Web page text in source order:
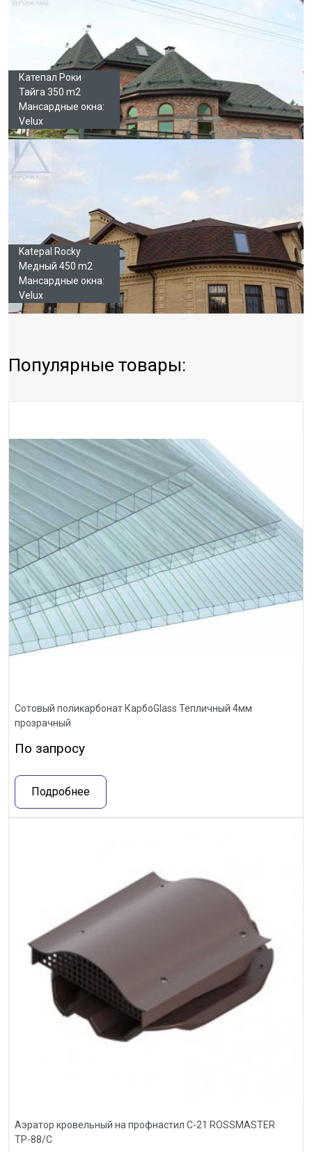
Катепал Роки
Тайга 350 m2
Мансардные окна:
Velux
Katepal Rocky
Медный 450 m2
Мансардные окна:
Velux
Популярные товары:
Сотовый поликарбонат КарбоGlass Тепличный 4мм
прозрачный
По запросу
Подробнее
Аэратор кровельный на профнастил С-21 ROSSMASTER
ТР-88/С